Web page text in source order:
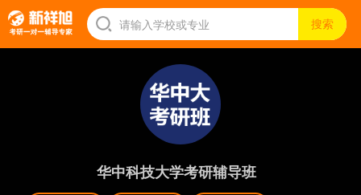
华中科技大学考研辅导班